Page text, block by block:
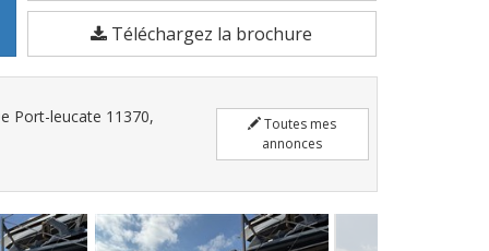
Marine
Centaure
5.8
est
Bateau
à
moteur
Téléchargez la brochure
Port-leucate 11370,
Toutes mes
annonces